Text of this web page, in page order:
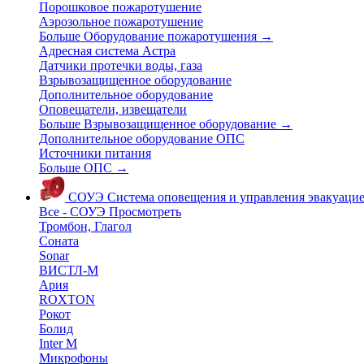
Порошковое пожаротушение
Аэрозольное пожаротушение
Больше Оборудование пожаротушения →
Адресная система Астра
Датчики протечки воды, газа
Взрывозащищенное оборудование
Дополнительное оборудование
Оповещатели, извещатели
Больше Взрывозащищенное оборудование →
Дополнительное оборудование ОПС
Источники питания
Больше ОПС →
СОУЭ Система оповещения и управления
Все - СОУЭ Просмотреть
Тромбон, Глагол
Соната
Sonar
ВИСТЛ-М
Ария
ROXTON
Рокот
Болид
Inter M
Микрофоны